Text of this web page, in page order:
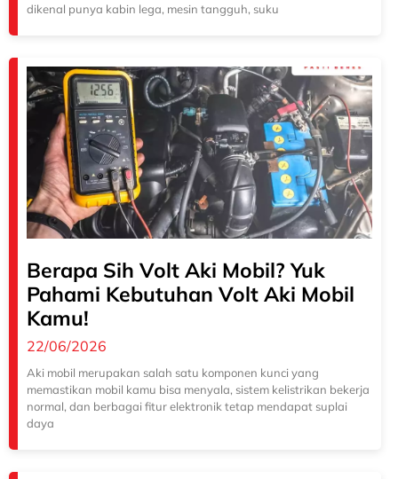
dikenal punya kabin lega, mesin tangguh, suku
Berapa Sih Volt Aki Mobil? Yuk
Pahami Kebutuhan Volt Aki Mobil
Kamu!
22/06/2026
Aki mobil merupakan salah satu komponen kunci yang
memastikan mobil kamu bisa menyala, sistem kelistrikan bekerja
normal, dan berbagai fitur elektronik tetap mendapat suplai
daya